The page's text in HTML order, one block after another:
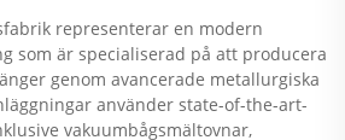
representerar en modern
som är specialiserad på att producera
genom avancerade metallurgiska
använder state-of-the-art-
vakuumbågsmältovnar,